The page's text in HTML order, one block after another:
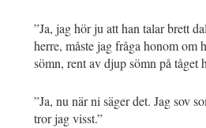
”Ja, jag hör ju att han talar brett
herre, måste jag fråga honom om
sömn, rent av djup sömn på tåget
”Ja, nu när ni säger det. Jag sov
tror jag visst.”